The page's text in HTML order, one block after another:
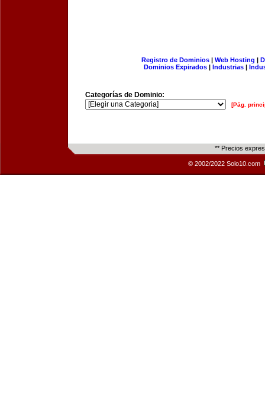
Registro de Dominios| Web Hosting |
Dominios Expirados | Industrias |
Categorías de Dominio:
[Pág.
** Precios
© 2002/2022 Solo10.com